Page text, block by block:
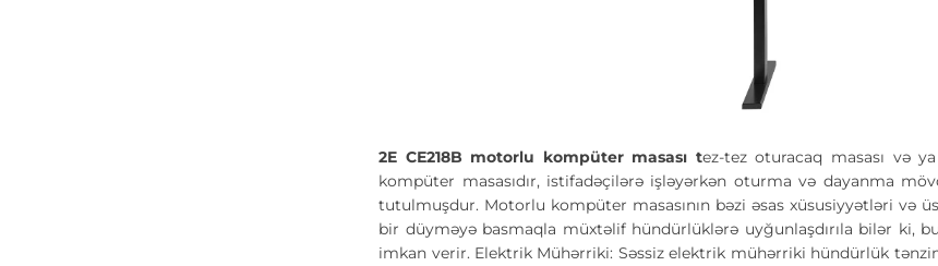
2E СЕ218B motorlu kompüter masası tez-tez oturacaq masası və
kompüter masasıdır, istifadəçilərə işləyərkən oturma və dayanma
tutulmuşdur. Motorlu kompüter masasının bəzi əsas xüsusiyyətləri və
bir düyməyə basmaqla müxtəlif hündürlüklərə uyğunlaşdırıla bilər ki,
imkan verir. Elektrik Mühərriki: Səssiz elektrik mühərriki hündürlük